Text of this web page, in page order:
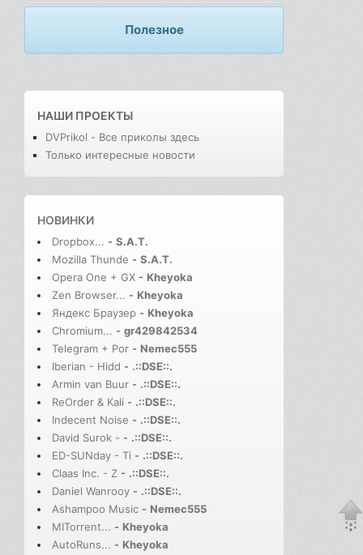
Полезное
НАШИ ПРОЕКТЫ
DVPrikol - Все приколы здесь
Только интересные новости
НОВИНКИ
Dropbox... - S.A.T.
Mozilla Thunde - S.A.T.
Opera One + GX - Kheyoka
Zen Browser... - Kheyoka
Яндекс Браузер - Kheyoka
Chromium... - gr429842534
Telegram + Por - Nemec555
Iberian - Hidd - .::DSE::.
Armin van Buur - .::DSE::.
ReOrder & Kali - .::DSE::.
Indecent Noise - .::DSE::.
David Surok - - .::DSE::.
ED-SUNday - Ti - .::DSE::.
Claas Inc. - Z - .::DSE::.
Daniel Wanrooy - .::DSE::.
Ashampoo Music - Nemec555
MITorrent... - Kheyoka
AutoRuns... - Kheyoka